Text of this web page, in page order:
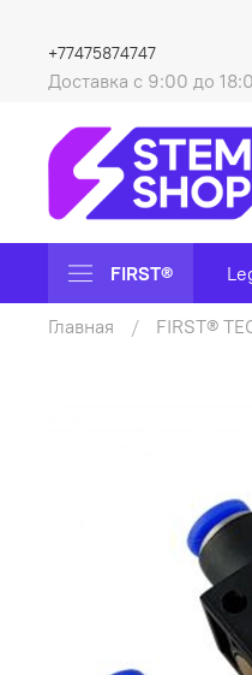
Доставка с 9:00 до
+77475874747
FIRST®
Главная FIRST®